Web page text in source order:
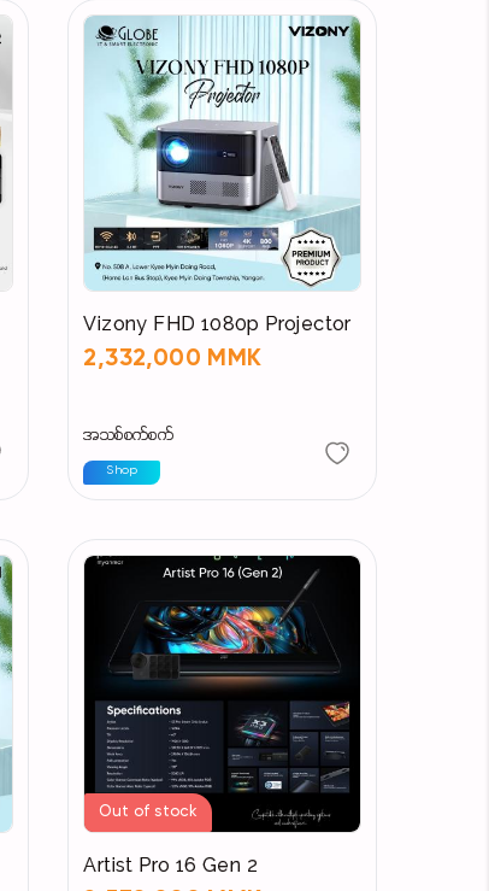
Vizony FHD 1080p Projector
2,332,000 MMK
အသစ်စက်စက်
Shop
Out of stock
Artist Pro 16 Gen 2